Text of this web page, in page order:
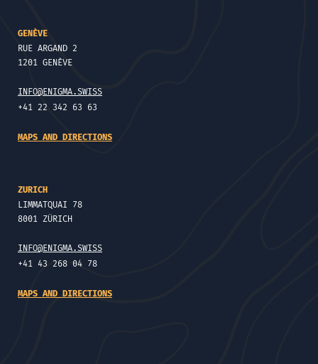
GENÈVE
RUE ARGAND 2
1201 GENÈVE
INFO@ENIGMA.SWISS
+41 22 342 63 63
MAPS AND DIRECTIONS
ZURICH
LIMMATQUAI 78
8001 ZÜRICH
INFO@ENIGMA.SWISS
+41 43 268 04 78
MAPS AND DIRECTIONS